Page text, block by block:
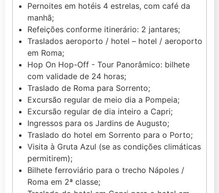
Pernoites em hotéis 4 estrelas, com café da
manhã;
Refeições conforme itinerário: 2 jantares;
Traslados aeroporto / hotel – hotel / aeroporto
em Roma;
Hop On Hop-Off - Tour Panorâmico: bilhete
com validade de 24 horas;
Traslado de Roma para Sorrento;
Excursão regular de meio dia a Pompeia;
Excursão regular de dia inteiro a Capri;
Ingressos para os Jardins de Augusto;
Traslado do hotel em Sorrento para o Porto;
Visita à Gruta Azul (se as condições climáticas
permitirem);
Bilhete ferroviário para o trecho Nápoles /
Roma em 2ª classe;